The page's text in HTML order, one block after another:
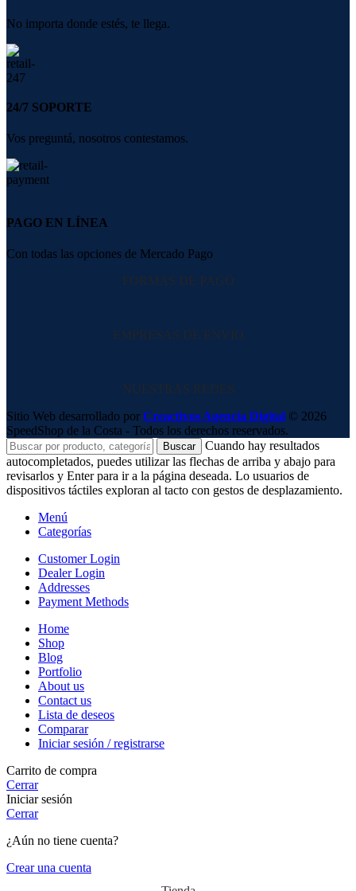
No importa donde estés, te llega.
24/7 SOPORTE
Vos preguntá, nosotros contestamos.
PAGO EN LÍNEA
Con todas las opciones de Mercado Pago
FORMAS DE PAGO
EMPRESAS DE ENVIO
NUESTRAS REDES
Sitio Web desarrollado por Creactivos Agencia Digital © 2026
SpeedShop de la Costa - Todos los derechos reservados.
Buscar
Cuando hay resultados
autocompletados, puedes utilizar las flechas de arriba y abajo para
revisarlos y Enter para ir a la página deseada. Lo usuarios de
dispositivos táctiles exploran al tacto con gestos de desplazamiento.
Menú
Categorías
Customer Login
Dealer Login
Addresses
Payment Methods
Home
Shop
Blog
Portfolio
About us
Contact us
Lista de deseos
Comparar
Iniciar sesión / registrarse
Carrito de compra
Cerrar
Iniciar sesión
Cerrar
¿Aún no tiene cuenta?
Crear una cuenta